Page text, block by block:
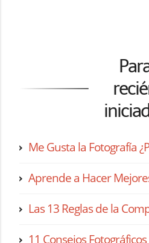
Me Gusta la Fotografía
Aprende a Hacer
Las 13 Reglas de la
11 Consejos